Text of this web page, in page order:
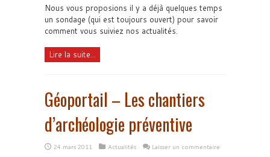
Nous vous proposions il y a déjà quelques temps
un sondage (qui est toujours ouvert) pour savoir
comment vous suiviez nos actualités.
Lire la suite...
Géoportail – Les chantiers
d’archéologie préventive
24 mars 2011 Actualités Laisser un commentaire